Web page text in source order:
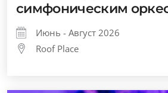
симфоническим
Июнь - Август 2026
Roof Place